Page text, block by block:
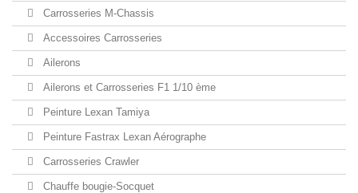
Carrosseries M-Chassis
Accessoires Carrosseries
Ailerons
Ailerons et Carrosseries F1 1/10 ème
Peinture Lexan Tamiya
Peinture Fastrax Lexan Aérographe
Carrosseries Crawler
Chauffe bougie-Socquet